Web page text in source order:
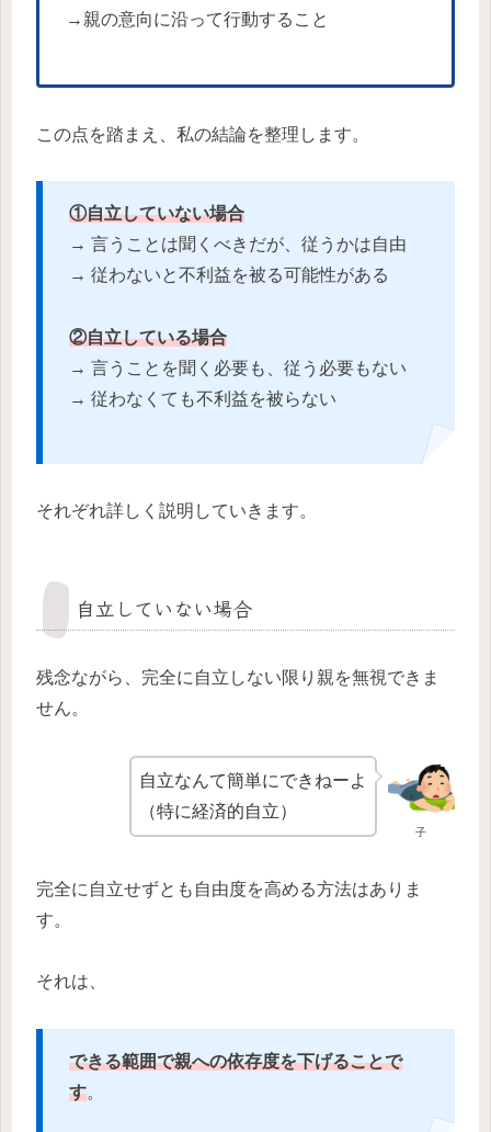
→親の意向に沿って行動すること
この点を踏まえ、私の結論を整理します。
①自立していない場合
→ 言うことは聞くべきだが、従うかは自由
→ 従わないと不利益を被る可能性がある
②自立している場合
→ 言うことを聞く必要も、従う必要もない
→ 従わなくても不利益を被らない
それぞれ詳しく説明していきます。
自立していない場合
残念ながら、完全に自立しない限り親を無視できま
せん。
子
自立なんて簡単にできねーよ
（特に経済的自立）
完全に自立せずとも自由度を高める方法はありま
す。
それは、
できる範囲で親への依存度を下げることで
す。